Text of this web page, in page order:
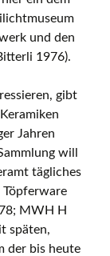
und den
1976).
gibt
Jahren
will
tägliches
MWH H
späten,
der bis heute